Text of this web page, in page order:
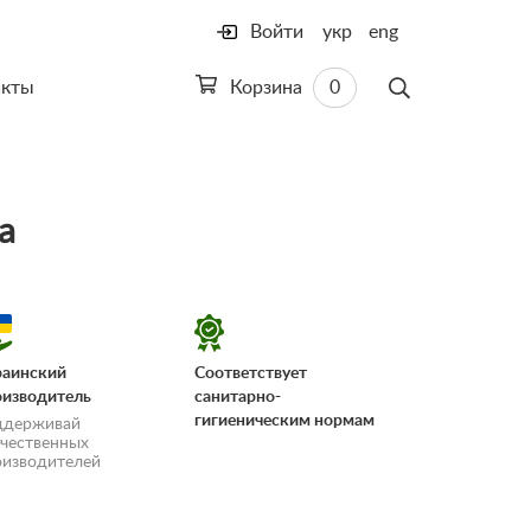
Войти
Корзина 0
укр eng
Соответствует
санитарно-
гигиеническим нормам